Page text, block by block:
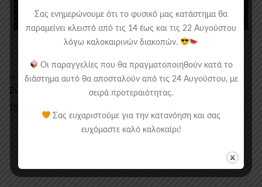
FRAMED POSTERS ,KIDS
Ξύλινο Κάδρο Με Θέμα Τις Αριστόγατες
15.00 –
range:
15.00€
30.00€
Σας ενημερώνουμε ότι το φυσικό μας κατάστημα θα
παραμείνει κλειστό από τις 14 έως και τις 22 Αυγούστου
λόγω καλοκαιρινών διακοπών.
Οι παραγγελίες που θα πραγματοποιηθούν κατά το
διάστημα αυτό θα αποσταλούν από τις 24 Αυγούστου, με
σειρά προτεραιότητας.
Σας ευχαριστούμε για την κατανόηση και σας
ευχόμαστε καλό καλοκαίρι!